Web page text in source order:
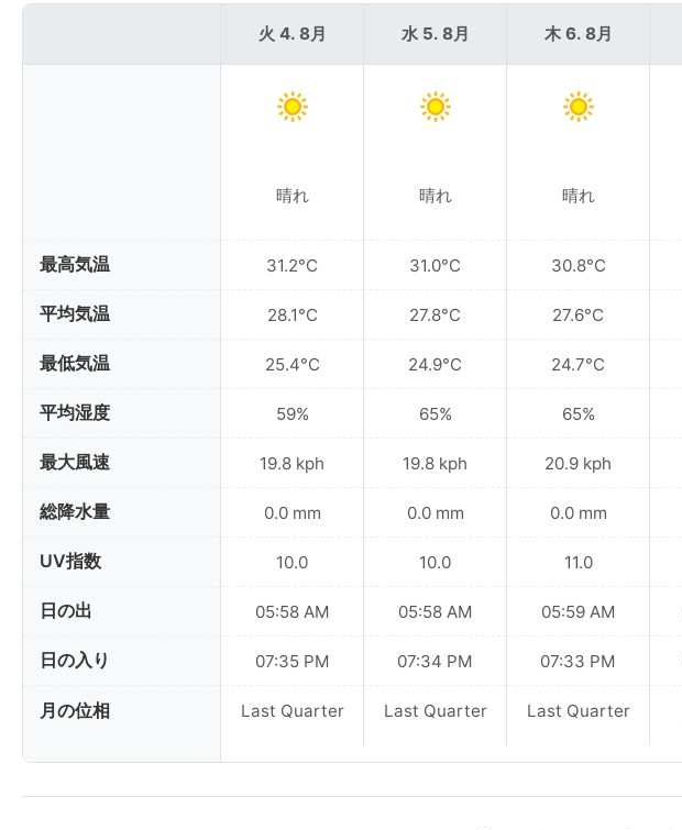
最高気温
平均気温
最低気温
平均湿度
最大風速
総降水量
UV指数
日の出
日の入り
月の位相
火 4. 8月
晴れ
31.2°C
28.1°C
25.4°C
59%
19.8 kph
0.0 mm
10.0
05:58 AM
07:35 PM
Last Quarter
水 5. 8月
晴れ
31.0°C
27.8°C
24.9°C
65%
19.8 kph
0.0 mm
10.0
05:58 AM
07:34 PM
Last Quarter
木 6. 8月
晴れ
30.8°C
27.6°C
24.7°C
65%
20.9 kph
0.0 mm
11.0
05:59 AM
07:33 PM
Last Quarter